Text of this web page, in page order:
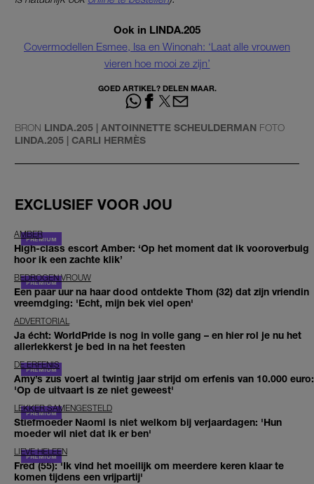
Ook in LINDA.205
Covermodellen Esmee, Isa en Winonah: ‘Laat alle vrouwen
vieren hoe mooi ze zijn’
GOED ARTIKEL? DELEN MAAR.
BRON LINDA.205 | ANTOINNETTE SCHEULDERMAN FOTO
LINDA.205 | CARLI HERMÈS
EXCLUSIEF VOOR JOU
AMBER
High-class escort Amber: ‘Op het moment dat ik vooroverbuig
hoor ik een zachte klik’
BEDROGEN VROUW
Een paar uur na haar dood ontdekte Thom (32) dat zijn vriendin
vreemdging: 'Echt, mijn bek viel open'
ADVERTORIAL
Ja écht: WorldPride is nog in volle gang – en hier rol je nu het
allerlekkerst je bed in na het feesten
DE ERFENIS
Amy’s zus voert al twintig jaar strijd om erfenis van 10.000 euro:
'Op de uitvaart is ze niet geweest'
LEKKER SAMENGESTELD
Stiefmoeder Naomi is niet welkom bij verjaardagen: 'Hun
moeder wil niet dat ik er ben'
LIEVE HELEEN
Fred (55): 'Ik vind het moeilijk om meerdere keren klaar te
komen tijdens een vrijpartij'